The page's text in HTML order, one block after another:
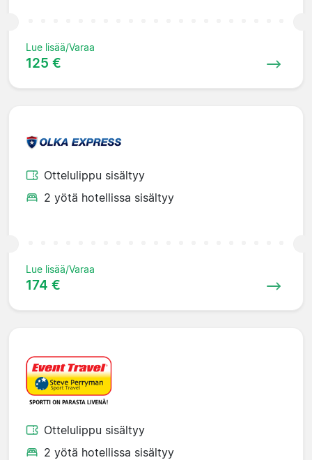
Lue lisää/Varaa
125 €
Ottelulippu sisältyy
2 yötä hotellissa sisältyy
Lue lisää/Varaa
174 €
Ottelulippu sisältyy
2 yötä hotellissa sisältyy